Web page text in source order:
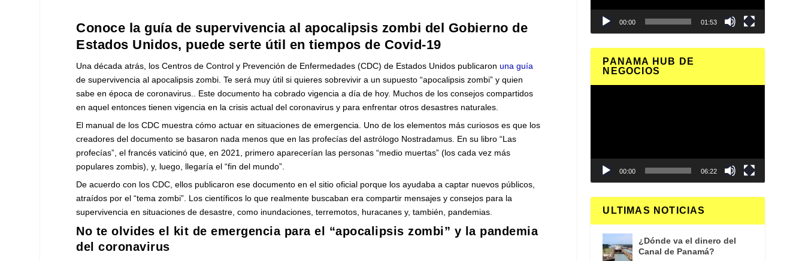
Conoce la guía de supervivencia al apocalipsis zombi del Gobierno de
Estados Unidos, puede serte útil en tiempos de Covid-19
Una década atrás, los Centros de Control y Prevención de Enfermedades (CDC) de Estados Unidos publicaronuna guía
de supervivencia al apocalipsis zombi. Te será muy útil si quieres sobrevivir a un supuesto “apocalipsis zombi” y quien
sabe en época de coronavirus.. Este documento ha cobrado vigencia a día de hoy. Muchos de los consejos compartidos
en aquel entonces tienen vigencia en la crisis actual del coronavirus y para enfrentar otros desastres naturales.
El manual de los CDC muestra cómo actuar en situaciones de emergencia. Uno de los elementos más curiosos es que los
creadores del documento se basaron nada menos que en las profecías del astrólogo Nostradamus. En su libro “Las
profecías”, el francés vaticinó que, en 2021, primero aparecerían las personas “medio muertas” (los cada vez más
populares zombis), y, luego, llegaría el “fin del mundo”.
De acuerdo con los CDC, ellos publicaron ese documento en el sitio oficial porque los ayudaba a captar nuevos públicos,
atraídos por el “tema zombi”. Los científicos lo que realmente buscaban era compartir mensajes y consejos para la
supervivencia en situaciones de desastre, como inundaciones, terremotos, huracanes y, también, pandemias.
No te olvides el kit de emergencia para el “apocalipsis zombi” y la pandemia
del coronavirus
00:00 01:53
PANAMA HUB DE
NEGOCIOS
00:00 06:22
ULTIMAS NOTICIAS
¿Dónde va el dinero del
Canal de Panamá?